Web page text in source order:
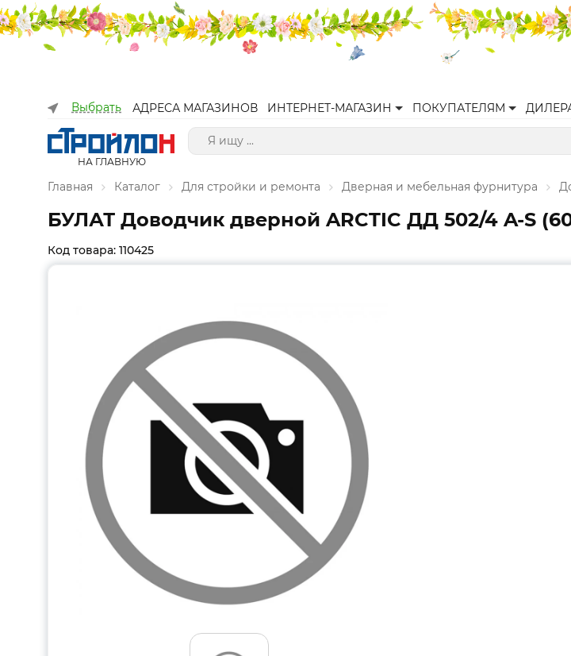
Выбрать АДРЕСА МАГАЗИНОВ ИНТЕРНЕТ-МАГАЗИН ПОКУПАТЕЛЯМ
НА ГЛАВНУЮ
Главная Каталог Для стройки и ремонта Дверная и мебельная фурнитура
БУЛАТ Доводчик дверной ARCTIC ДД 502/4 A-S
Код товара: 110425